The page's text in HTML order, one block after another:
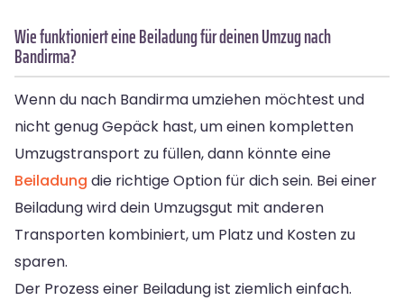
Wie funktioniert eine Beiladung für deinen Umzug nach
Bandirma?
Wenn du nach Bandirma umziehen möchtest und
nicht genug Gepäck hast, um einen kompletten
Umzugstransport zu füllen, dann könnte eine
Beiladung die richtige Option für dich sein. Bei einer
Beiladung wird dein Umzugsgut mit anderen
Transporten kombiniert, um Platz und Kosten zu
sparen.
Der Prozess einer Beiladung ist ziemlich einfach.